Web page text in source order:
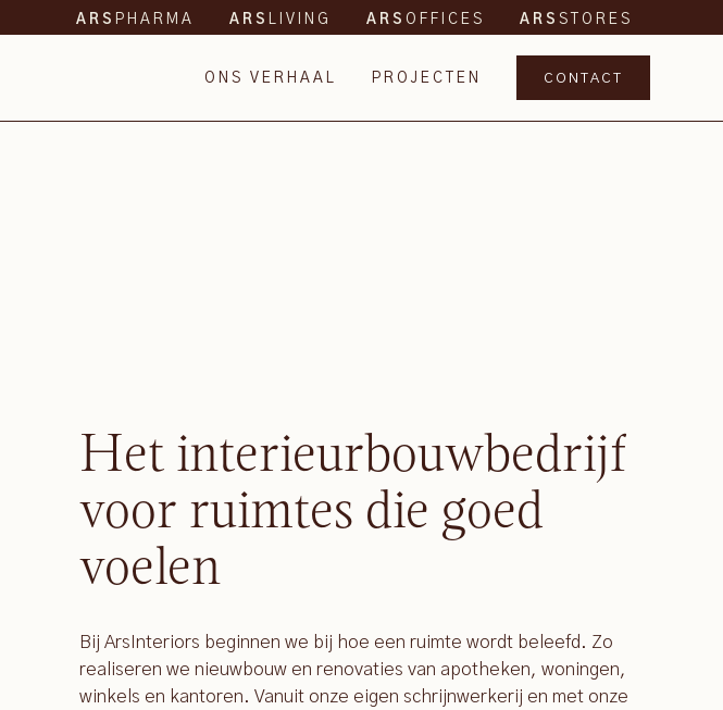
ARS PHARMA ARS LIVING ARS OFFICES ARS STORES
ONS VERHAAL PROJECTEN CONTACT
Het interieurbouwbedrijf
voor ruimtes die goed
voelen
Bij ArsInteriors beginnen we bij hoe een ruimte wordt beleefd. Zo
realiseren we nieuwbouw en renovaties van apotheken, woningen,
winkels en kantoren. Vanuit onze eigen schrijnwerkerij en met onze